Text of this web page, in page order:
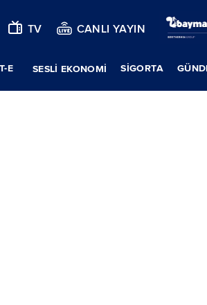
TV CANLI YAYIN
E SESLİ EKONOMİ SIGORTA